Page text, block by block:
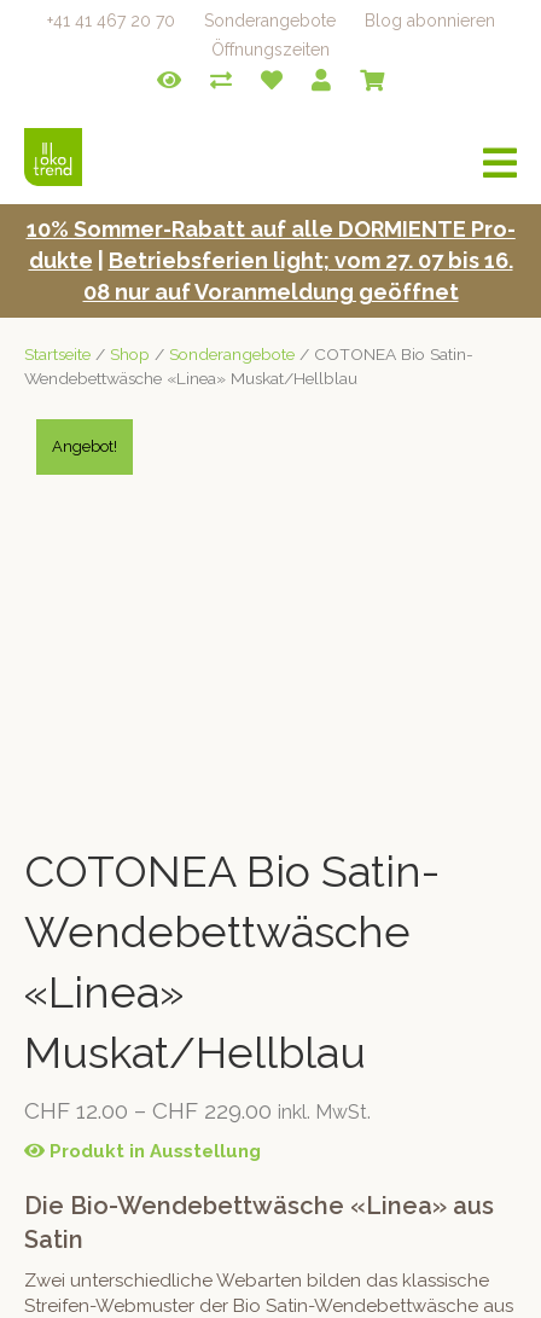
+41 41 467 20 70 Sonderangebote
Blog abonnieren
Öffnungszeiten
a
v
i
10% Som­mer-Rabatt auf alle DORMIENTE Pro­
duk­te
Betrieb­s­fe­rien light; vom 27. 07 bis 16.
08 nur auf Voran­mel­dung geöffnet
Startseite / Shop / Sonderangebote / COTONEA Bio Satin-
Wendebettwäsche «Linea» Muskat/Hellblau
Angebot!
COTONEA Bio Satin-
Wendebettwäsche
«Linea»
Muskat/Hellblau
CHF 12.00 – CHF 229.00 inkl. MwSt.
Produkt in Ausstellung
Die Bio-Wendebettwäsche «Linea» aus
Satin
Zwei unterschiedliche Webarten bilden das klassische
Streifen-Webmuster der Bio Satin-Wendebettwäsche aus